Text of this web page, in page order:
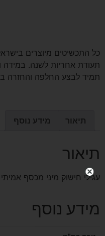
תעודת אחריות לשנה. במידה
תמיד לבצע החלפה והחזרה
תיאור מידע נוסף
תיאור
עגילי חישוק מיני מכסף אמיתי 925
מידע נוסף